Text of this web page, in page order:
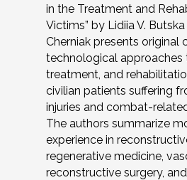
in the Treatment and
Victims” by Lidiia V.
Cherniak presents original
technological approaches
treatment, and
civilian patients suffering
injuries and combat-
The authors summarize
experience in
regenerative medicine,
reconstructive surgery,